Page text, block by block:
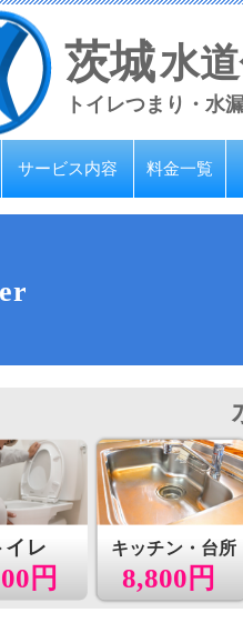
茨城水
トイレつまり・水
サービス内容 料金一覧
円
イレ
8,800円
キッチン・台所